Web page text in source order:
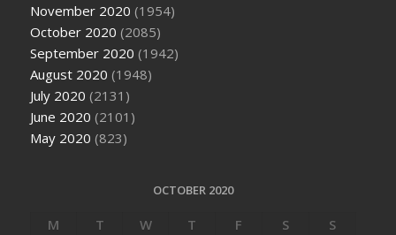
November 2020 (1954)
October 2020 (2085)
September 2020 (1942)
August 2020 (1948)
July 2020 (2131)
June 2020 (2101)
May 2020 (823)
OCTOBER 2020
M T W T F S
S